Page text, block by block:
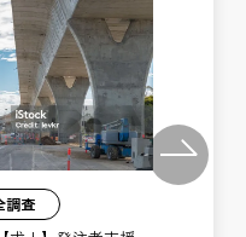
調査
Next